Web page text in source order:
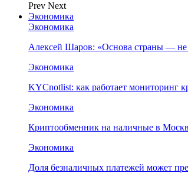
Prev Next
Экономика
Экономика
Алексей Шаров: «Основа страны — не
Экономика
KYCnotlist: как работает мониторинг
Экономика
Криптообменник на наличные в
Экономика
Доля безналичных платежей может